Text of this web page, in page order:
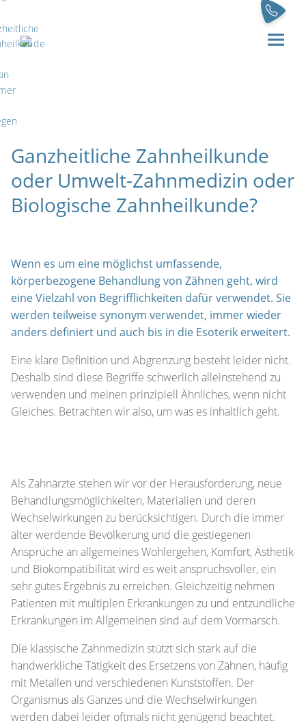
Ganzheitliche Zahnkunde Dr. Florian Dettmer & Kollegen
Anrufen
Ganzheitliche Zahnheilkunde
oder Umwelt-Zahnmedizin oder
Biologische Zahnheilkunde?
Wenn es um eine möglichst umfassende,
körperbezogene Behandlung von Zähnen geht, wird
eine Vielzahl von Begrifflichkeiten dafür verwendet. Sie
werden teilweise synonym verwendet, immer wieder
anders definiert und auch bis in die Esoterik erweitert.
Eine klare Definition und Abgrenzung besteht leider nicht.
Deshalb sind diese Begriffe schwerlich alleinstehend zu
verwenden und meinen prinzipiell Ähnliches, wenn nicht
Gleiches. Betrachten wir also, um was es inhaltlich geht.
Als Zahnärzte stehen wir vor der Herausforderung, neue
Behandlungsmöglichkeiten, Materialien und deren
Wechselwirkungen zu berücksichtigen. Durch die immer
älter werdende Bevölkerung und die gestiegenen
Ansprüche an allgemeines Wohlergehen, Komfort, Ästhetik
und Biokompatibilität wird es weit anspruchsvoller, ein
sehr gutes Ergebnis zu erreichen. Gleichzeitig nehmen
Patienten mit multiplen Erkrankungen zu und entzündliche
Erkrankungen im Allgemeinen sind auf dem Vormarsch.
Die klassische Zahnmedizin stützt sich stark auf die
handwerkliche Tätigkeit des Ersetzens von Zähnen, häufig
mit Metallen und verschiedenen Kunststoffen. Der
Organismus als Ganzes und die Wechselwirkungen
werden dabei leider oftmals nicht genügend beachtet.